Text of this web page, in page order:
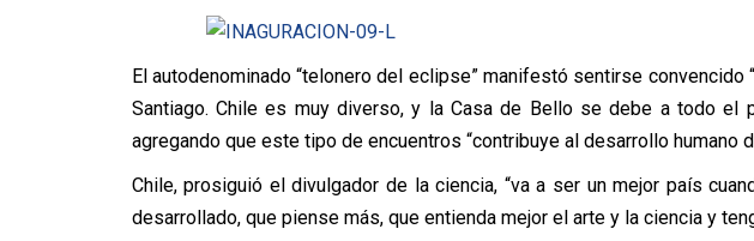
El autodenominado “telonero del eclipse” manifestó sentirse convencido
Santiago. Chile es muy diverso, y la Casa de Bello se debe a todo el
agregando que este tipo de encuentros “contribuye al desarrollo humano
Chile, prosiguió el divulgador de la ciencia, “va a ser un mejor país
desarrollado, que piense más, que entienda mejor el arte y la ciencia y